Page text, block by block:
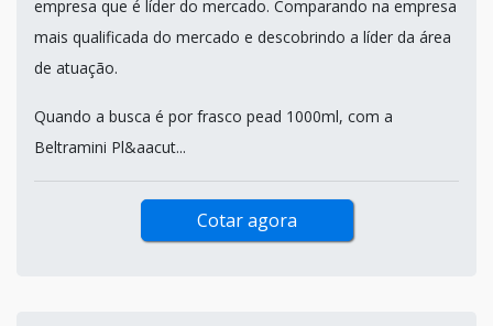
empresa que é líder do mercado. Comparando na empresa
mais qualificada do mercado e descobrindo a líder da área
de atuação.
Quando a busca é por frasco pead 1000ml, com a
Beltramini Pl&aacut...
Cotar agora